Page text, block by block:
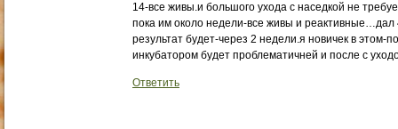
14-все живы.и большого ухода с наседкой не
пока им около недели-все живы и
результат будет-через 2 недели.я новичек в этом-
инкубатором будет проблематичней и после с
Ответить